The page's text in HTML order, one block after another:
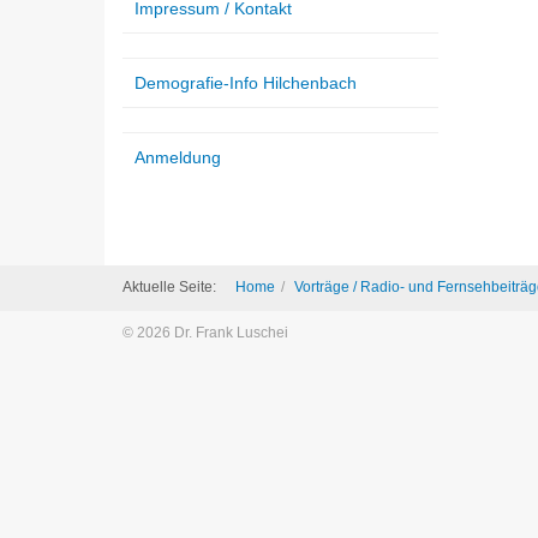
Impressum / Kontakt
Demografie-Info Hilchenbach
Anmeldung
Aktuelle Seite: Home Vorträge / Radio- und
© 2026 Dr. Frank Luschei